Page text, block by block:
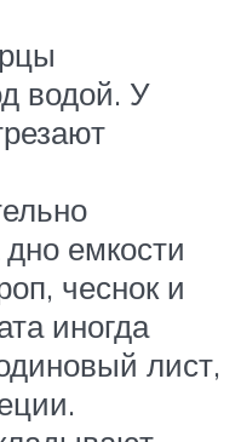
водой. У
емкости
чеснок и
иногда
лист,